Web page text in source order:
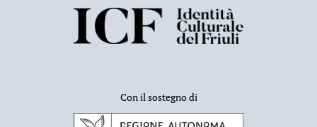
Con il sostegno di